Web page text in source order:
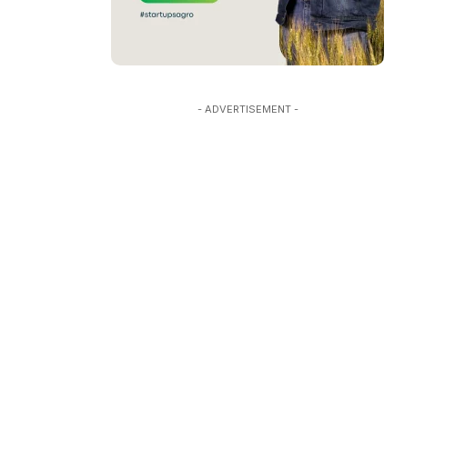
- ADVERTISEMENT -